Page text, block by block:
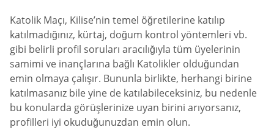
Katolik Maçı, Kilise’nin temel öğretilerine katılıp
katılmadığınız, kürtaj, doğum kontrol yöntemleri vb.
gibi belirli profil soruları aracılığıyla tüm üyelerinin
samimi ve inançlarına bağlı Katolikler olduğundan
emin olmaya çalışır. Bununla birlikte, herhangi birine
katılmasanız bile yine de katılabileceksiniz, bu nedenle
bu konularda görüşlerinize uyan birini arıyorsanız,
profilleri iyi okuduğunuzdan emin olun.